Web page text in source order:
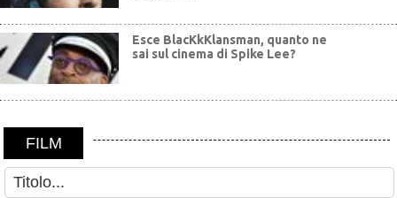
Esce BlacKkKlansman, quanto ne
sai sul cinema di Spike Lee?